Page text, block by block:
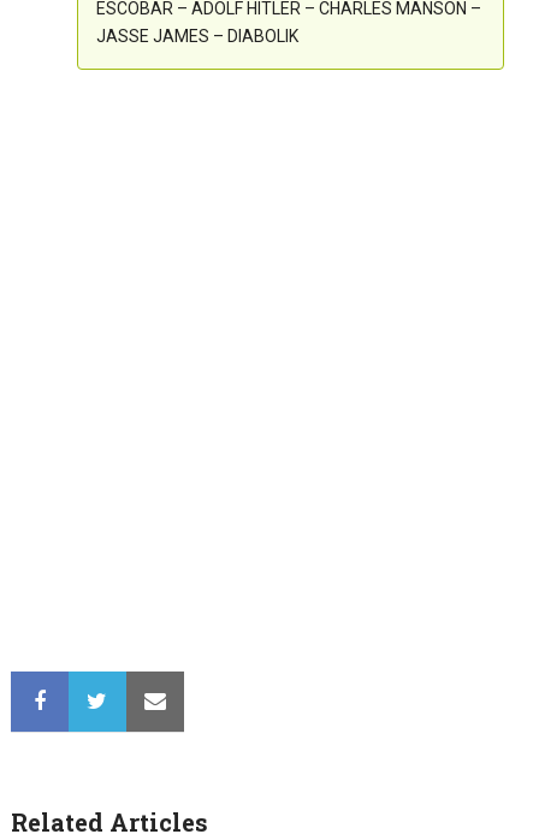
ESCOBAR – ADOLF HITLER – CHARLES MANSON –
JASSE JAMES – DIABOLIK
Related Articles